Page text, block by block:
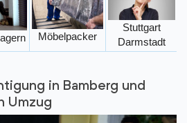
Möbelpacker
Stuttgart
Darmstadt
in Bamberg und
Umzug